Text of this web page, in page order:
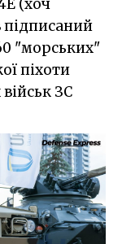
(хоч
"морських"
піхоти
ЗС